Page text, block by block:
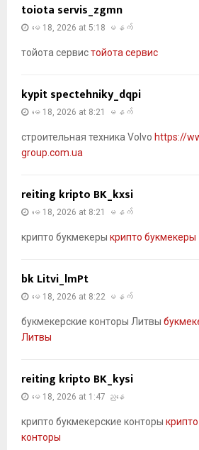
toiota servis_zgmn
မေ 18, 2026 at 5:18 မနက်
тойота сервистойота сервис
kypit spectehniky_dqpi
မေ 18, 2026 at 8:21 မနက်
строительная техника Volvo https://
group.com.ua
reiting kripto BK_kxsi
မေ 18, 2026 at 8:21 မနက်
крипто букмекеры крипто букмекеры
bk Litvi_lmPt
မေ 18, 2026 at 8:22 မနက်
букмекерские конторы Литвы
Литвы
reiting kripto BK_kysi
မေ 18, 2026 at 1:47 ညနေ
крипто букмекерские конторы
конторы